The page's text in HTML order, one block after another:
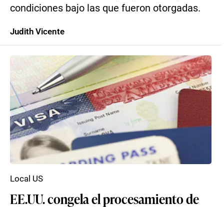
condiciones bajo las que fueron otorgadas.
Judith Vicente
EE.UU. congela el procesamiento de
Local US